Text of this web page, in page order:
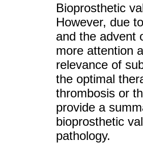
Bioprosthetic
However, due
and the advent
more attention
relevance of
the optimal
thrombosis or
provide a
bioprosthetic
pathology.